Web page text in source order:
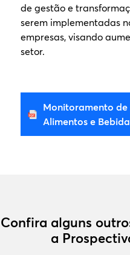
de gestão e
serem implementadas
empresas, visando
setor.
Monitoramento de
Alimentos e
Confira alguns
a